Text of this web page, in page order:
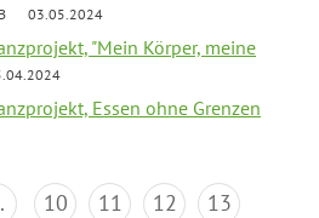
03.05.2024
"Mein Körper, meine
Essen ohne Grenzen
10 11 12
13